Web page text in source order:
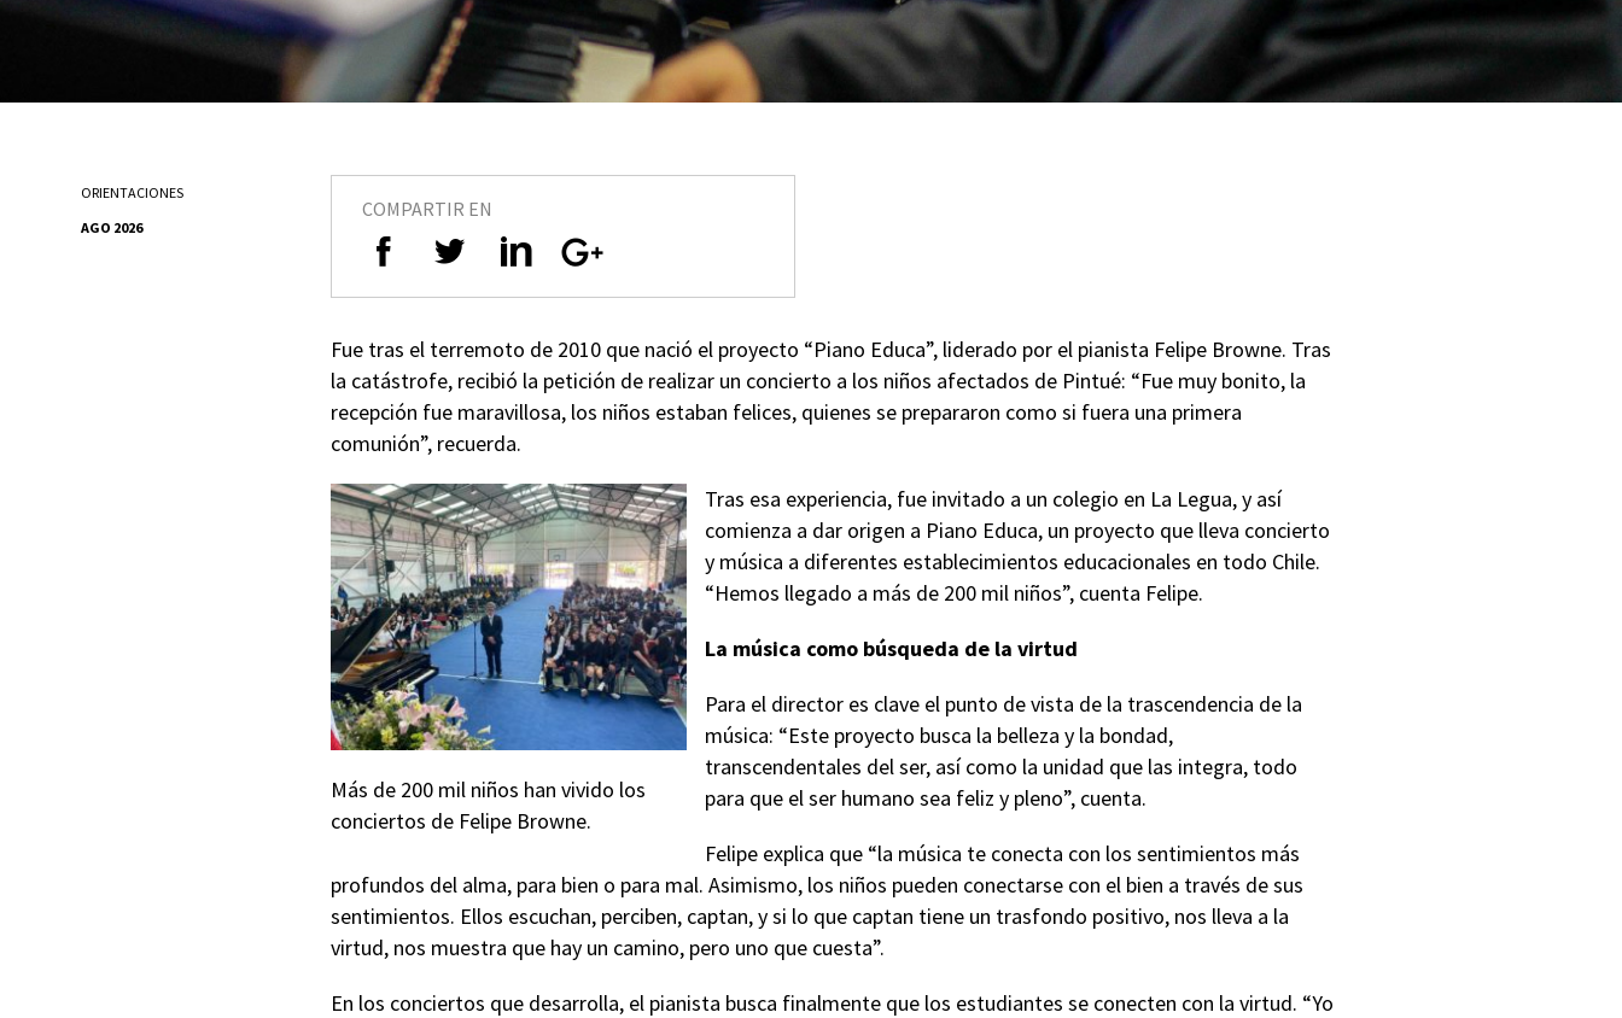
ORIENTACIONES
AGO 2026
COMPARTIR EN
Fue tras el terremoto de 2010 que nació el proyecto “Piano Educa”, liderado por el pianista Felipe Browne. Tras
la catástrofe, recibió la petición de realizar un concierto a los niños afectados de Pintué: “Fue muy bonito, la
recepción fue maravillosa, los niños estaban felices, quienes se prepararon como si fuera una primera
comunión”, recuerda.
Más de 200 mil niños han vivido los
conciertos de Felipe Browne.
Tras esa experiencia, fue invitado a un colegio en La Legua, y así
comienza a dar origen a Piano Educa, un proyecto que lleva concierto
y música a diferentes establecimientos educacionales en todo Chile.
“Hemos llegado a más de 200 mil niños”, cuenta Felipe.
La música como búsqueda de la virtud
Para el director es clave el punto de vista de la trascendencia de la
música: “Este proyecto busca la belleza y la bondad,
transcendentales del ser, así como la unidad que las integra, todo
para que el ser humano sea feliz y pleno”, cuenta.
Felipe explica que “la música te conecta con los sentimientos más
profundos del alma, para bien o para mal. Asimismo, los niños pueden conectarse con el bien a través de sus
sentimientos. Ellos escuchan, perciben, captan, y si lo que captan tiene un trasfondo positivo, nos lleva a la
virtud, nos muestra que hay un camino, pero uno que cuesta”.
En los conciertos que desarrolla, el pianista busca finalmente que los estudiantes se conecten con la virtud. “Yo